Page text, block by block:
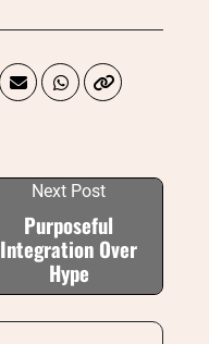
Next Post
Purposeful
Integration Over
Hype